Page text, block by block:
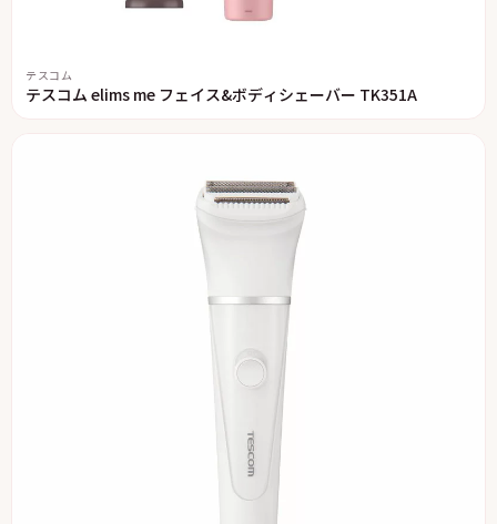
テスコム
テスコム elims me フェイス&ボディシェーバー TK351A